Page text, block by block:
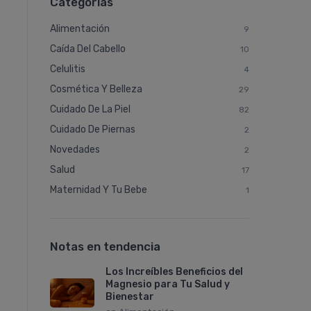
Alimentación 9
Caí­da Del Cabello 10
Celulitis 4
Cosmética Y Belleza 29
Cuidado De La Piel 82
Cuidado De Piernas 2
Novedades 2
Salud 17
Maternidad Y Tu Bebe 1
Notas en tendencia
Los Increíbles Beneficios del
Magnesio para Tu Salud y
Bienestar